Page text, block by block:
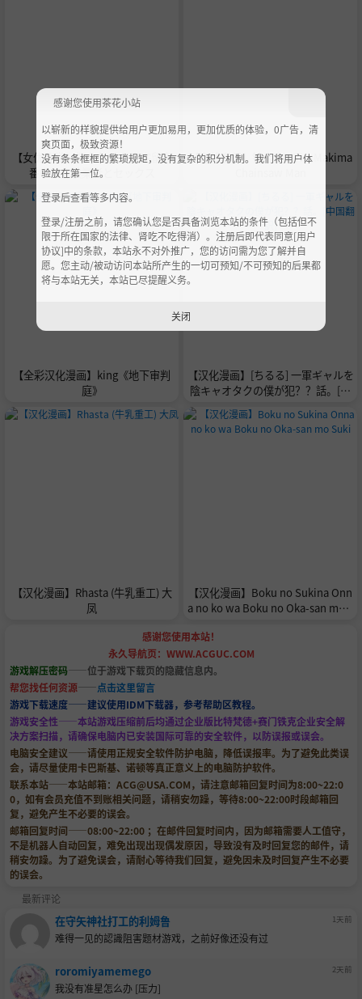
【女优鉴赏】桜木なぎさ 自宅留守
番中に点検業者とセックス
【在线套图】钛合金TiTi – Makima
【全彩汉化漫画】king《地下审判
庭》
【汉化漫画】[ちるる] 一軍ギャルを
陰キャオタクの僕が犯？？話。[中
【汉化漫画】Rhasta (牛乳重工) 大
凤
【汉化漫画】Boku no Sukina Onn
a no ko wa Boku no Oka-san mo S
感谢您使用本站！
永久导航页：WWW.ACGUC.COM
游戏解压密码——位于游戏下载页的隐藏信息内。
帮您找任何资源——点击这里留言
游戏下载速度——建议使用IDM下载器，参考帮助区教程。
游戏安全性——本站游戏压缩前后均通过企业版比特梵德+赛门铁克企业安全解
决方案扫描，请确保电脑内已安装国际可靠的安全软件，以防误报或误会。
电脑安全建议——请使用正规安全软件防护电脑，降低误报率。为了避免此类误
会，请尽量使用卡巴斯基、诺顿等真正意义上的电脑防护软件。
联系本站——本站邮箱： ACG@USA.COM，请注意邮箱回复时间为8:00~22:0
0，如有会员充值不到账相关问题，请稍安勿躁，等待8:00~22:00时段邮箱回
复，避免产生不必要的误会。
邮箱回复时间——08:00~22:00 ；在邮件回复时间内，因为邮箱需要人工值守，
不是机器人自动回复，难免出现出现偶发原因，导致没有及时回复您的邮件，请
稍安勿躁。为了避免误会，请耐心等待我们回复，避免因未及时回复产生不必要
的误会。
最新评论
在守矢神社打工的利姆鲁 1天前
难得一见的認識阻害题材游戏，之前好像还没有过
roromiyamemego 2天前
我没有准星怎么办 [压力]
感谢您使用茶花小站
以崭新的样貌提供给用户更加易用，更加优质的体验，0广告，清
爽页面，极致资源！
没有条条框框的繁琐规矩，没有复杂的积分机制。我们将用户体
验放在第一位。
登录后查看等多内容。
登录/注册之前，请您确认您是否具备浏览本站的条件（包括但不
限于所在国家的法律、肾吃不吃得消）。注册后即代表同意[用户
协议]中的条款，本站永不对外推广，您的访问需为您了解并自
愿。您主动/被动访问本站所产生的一切可预知/不可预知的后果都
将与本站无关，本站已尽提醒义务。
关闭